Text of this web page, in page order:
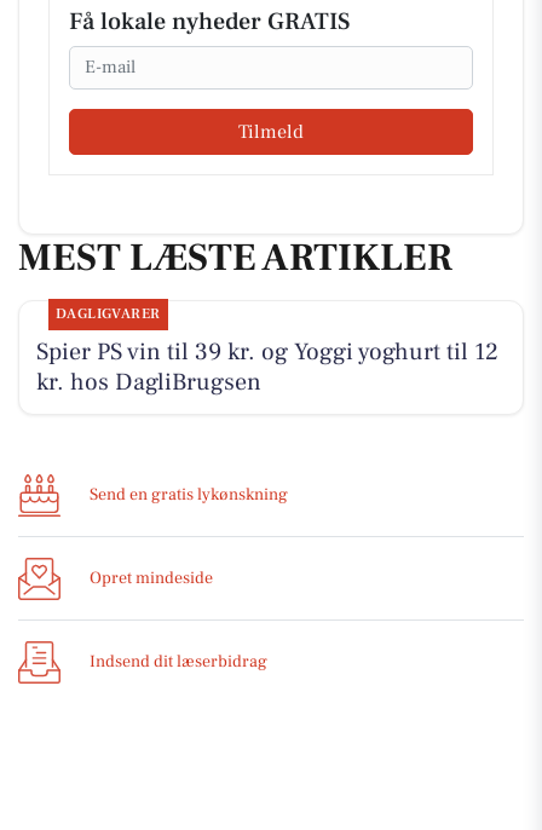
Få lokale nyheder GRATIS
Email
Tilmeld
MEST LÆSTE ARTIKLER
DAGLIGVARER
Spier PS vin til 39 kr. og Yoggi yoghurt til 12
kr. hos DagliBrugsen
Send en gratis lykønskning
Opret mindeside
Indsend dit læserbidrag